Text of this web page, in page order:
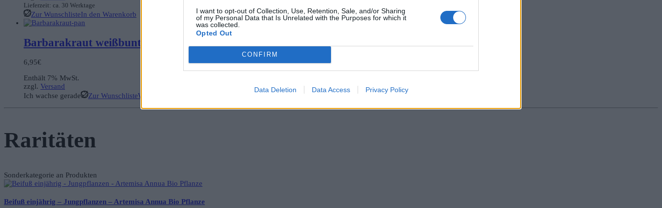
I want to opt-out of Collection, Use, Retention, Sale, and/or Sharing
of my Personal Data that Is Unrelated with the Purposes for which it
was collected.
Opted Out
CONFIRM
Data Deletion Data Access Privacy Policy
Lieferzeit: ca. 30 Werktage
Zur WunschlisteIn den Warenkorb
Barbarakraut weißbunt Pflanze Bio
6,95€
Enthält 7% MwSt.
zzgl. Versand
Ich wachse gerade
Zur WunschlisteWeiterlesen
Raritäten
Sonderkategorie an Produkten
Beifuß einjährig – Jungpflanzen – Artemisa Annua Bio Pflanze